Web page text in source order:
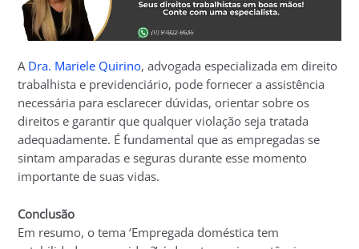
A Dra. Mariele Quirino, advogada especializada em direito
trabalhista e previdenciário, pode fornecer a assistência
necessária para esclarecer dúvidas, orientar sobre os
direitos e garantir que qualquer violação seja tratada
adequadamente. É fundamental que as empregadas se
sintam amparadas e seguras durante esse momento
importante de suas vidas.
Conclusão
Em resumo, o tema ‘Empregada doméstica tem